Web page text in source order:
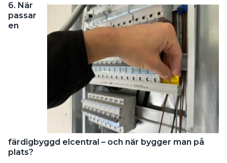
6. När
passar
en
färdigbyggd elcentral – och när bygger man på
plats?